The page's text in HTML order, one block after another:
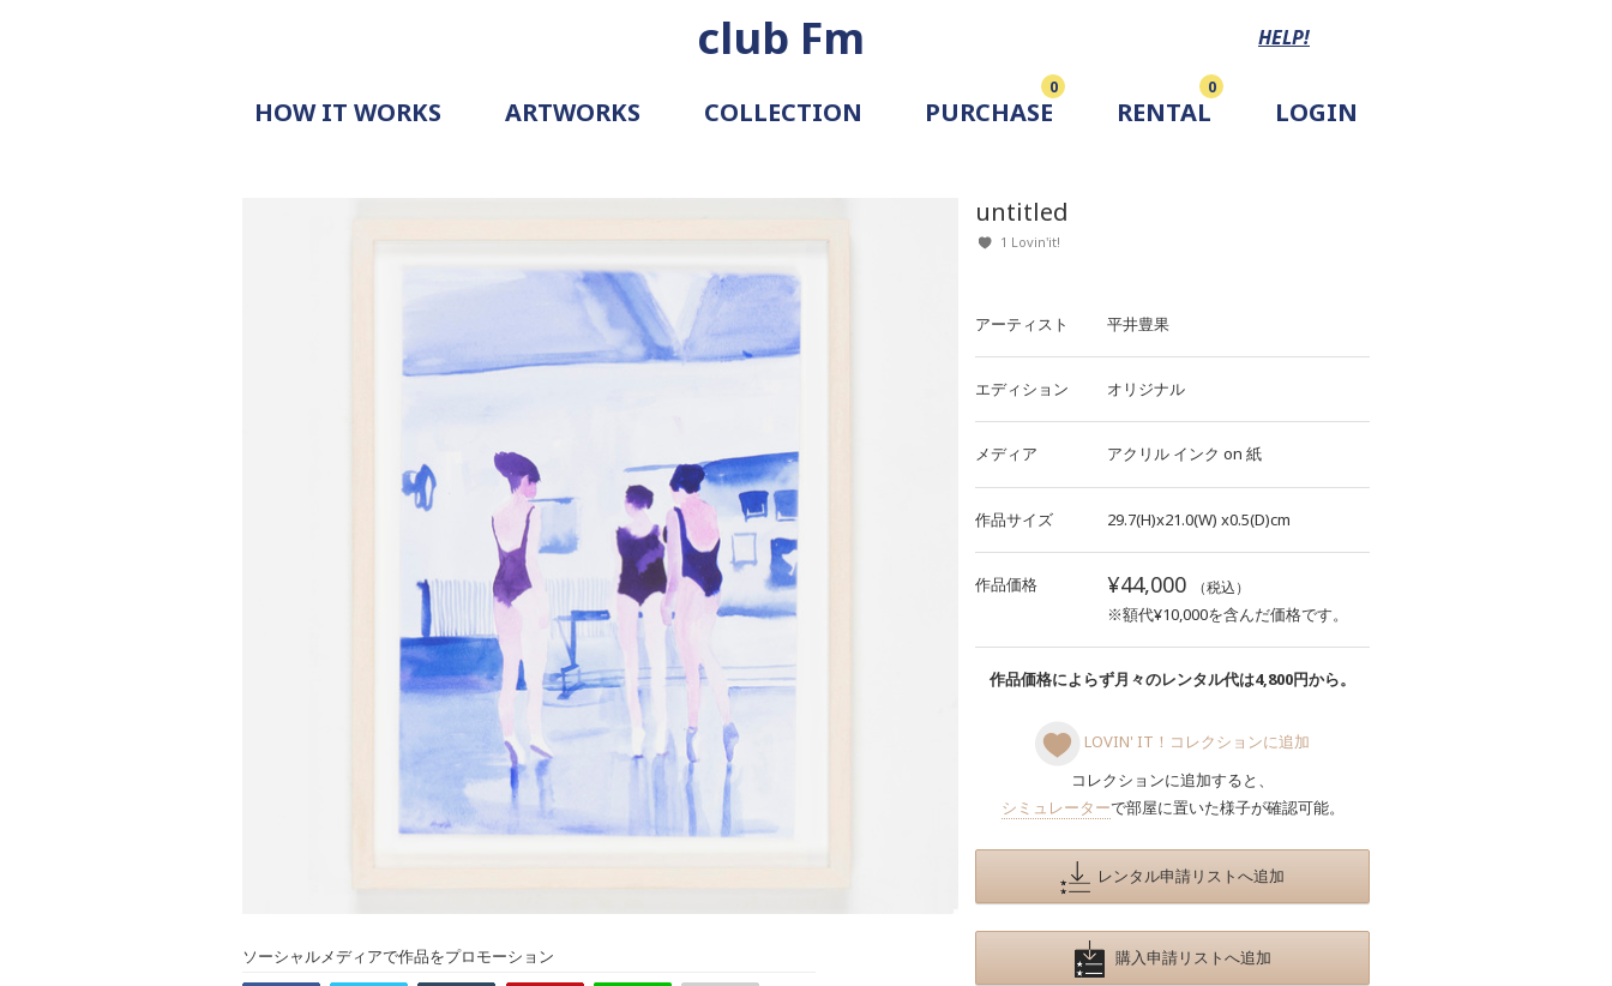
club Fm HELP!
HOW IT WORKS
ARTWORKS
COLLECTION
PURCHASE
0
RENTAL
0
LOGIN
ソーシャルメディアで作品をプロモーション
untitled
1 Lovin'it!
アーティスト 平井豊果
エディション オリジナル
メディア アクリル インク on 紙
作品サイズ 29.7(H)x21.0(W) x0.5(D)cm
作品価格 ¥44,000 （税込）
※額代¥10,000を含んだ価格です。
作品価格によらず月々のレンタル代は4,800円から。
LOVIN' IT！コレクションに追加
コレクションに追加すると、
シミュレーターで部屋に置いた様子が確認可能。
レンタル申請リストへ追加
購入申請リストへ追加